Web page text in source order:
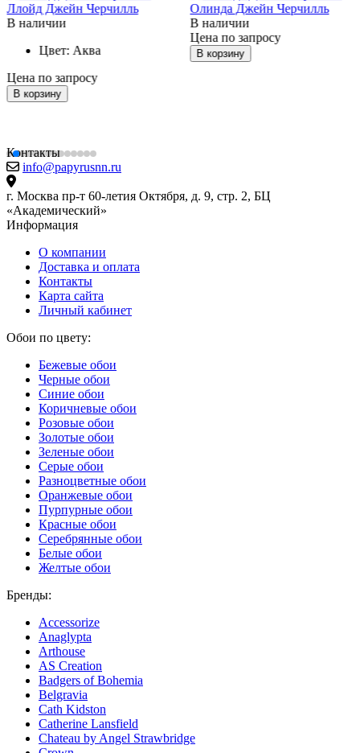
Ллойд Джейн Черчилль
В наличии
Цвет: Аква
Цена по запросу
В корзину
Олинда Джейн Черчилль
В наличии
Цена по запросу
В корзину
Контакты
info@papyrusnn.ru
г. Москва пр-т 60-летия Октября, д. 9, стр. 2, БЦ
«Академический»
Информация
О компании
Доставка и оплата
Контакты
Карта сайта
Личный кабинет
Обои по цвету:
Бежевые обои
Черные обои
Синие обои
Коричневые обои
Розовые обои
Золотые обои
Зеленые обои
Серые обои
Разноцветные обои
Оранжевые обои
Пурпурные обои
Красные обои
Серебрянные обои
Белые обои
Желтые обои
Бренды:
Accessorize
Anaglypta
Arthouse
AS Creation
Badgers of Bohemia
Belgravia
Cath Kidston
Catherine Lansfield
Chateau by Angel Strawbridge